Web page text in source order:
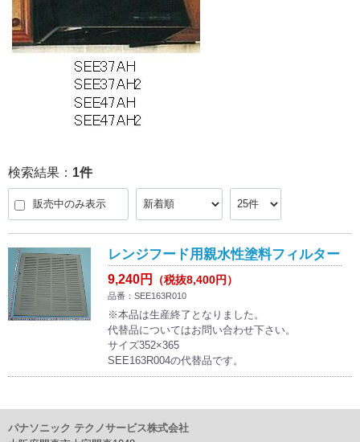
検索結果： 1件
販売中のみ表示
レンジフード用親水性塗料フィルター
9,240円 （税抜8,400円）
品番：SEE163R010
※本品は生産終了となりました。
代替品についてはお問い合わせ下さい。
サイズ352×365
SEE163R004の代替品です。
パナソニック テクノサービス株式会社